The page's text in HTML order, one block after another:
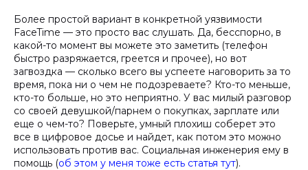
Более простой вариант в конкретной уязвимости
FaceTime — это просто вас слушать. Да, бесспорно, в
какой-то момент вы можете это заметить (телефон
быстро разряжается, греется и прочее), но вот
загвоздка — сколько всего вы успеете наговорить за то
время, пока ни о чем не подозреваете? Кто-то меньше,
кто-то больше, но это неприятно. У вас милый разговор
со своей девушкой/парнем о покупках, зарплате или
еще о чем-то? Поверьте, умный плохиш соберет это
все в цифровое досье и найдет, как потом это можно
использовать против вас. Социальная инженерия ему в
помощь (об этом у меня тоже есть статья тут).